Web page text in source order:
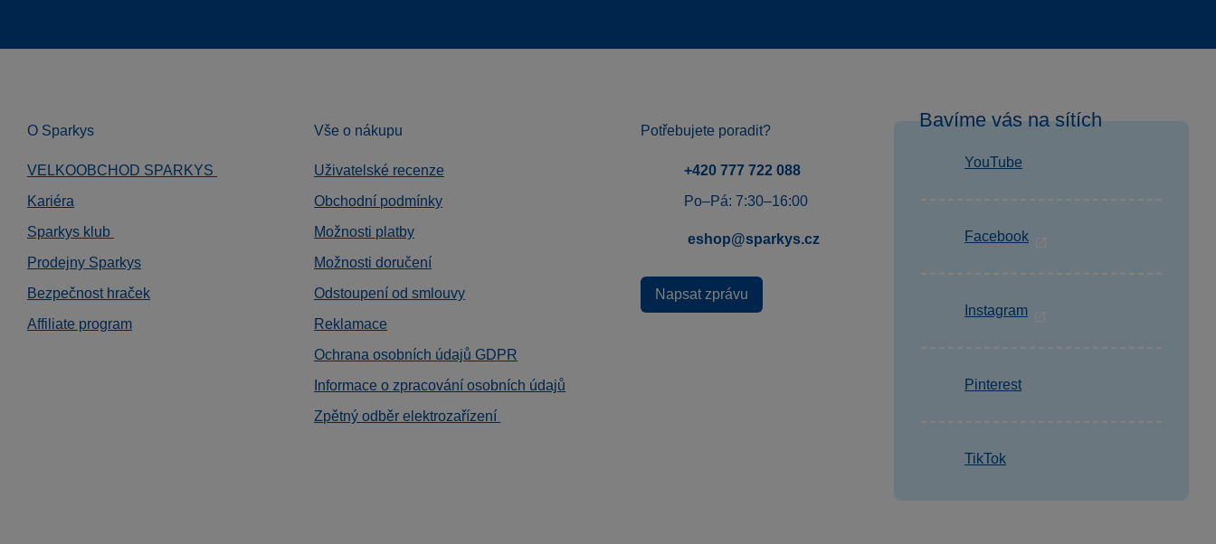
O Sparkys
VELKOOBCHOD SPARKYS
Kariéra
Sparkys klub
Prodejny Sparkys
Bezpečnost hraček
Affiliate program
Vše o nákupu
Uživatelské recenze
Obchodní podmínky
Možnosti platby
Možnosti doručení
Odstoupení od smlouvy
Reklamace
Ochrana osobních údajů GDPR
Informace o zpracování osobních údajů
Zpětný odběr elektrozařízení
Potřebujete poradit?
+420 777 722 088
Po–Pá: 7:30–16:00
eshop@sparkys.cz
Napsat zprávu
Bavíme vás na sítích
YouTube
Facebook
Instagram
Pinterest
TikTok